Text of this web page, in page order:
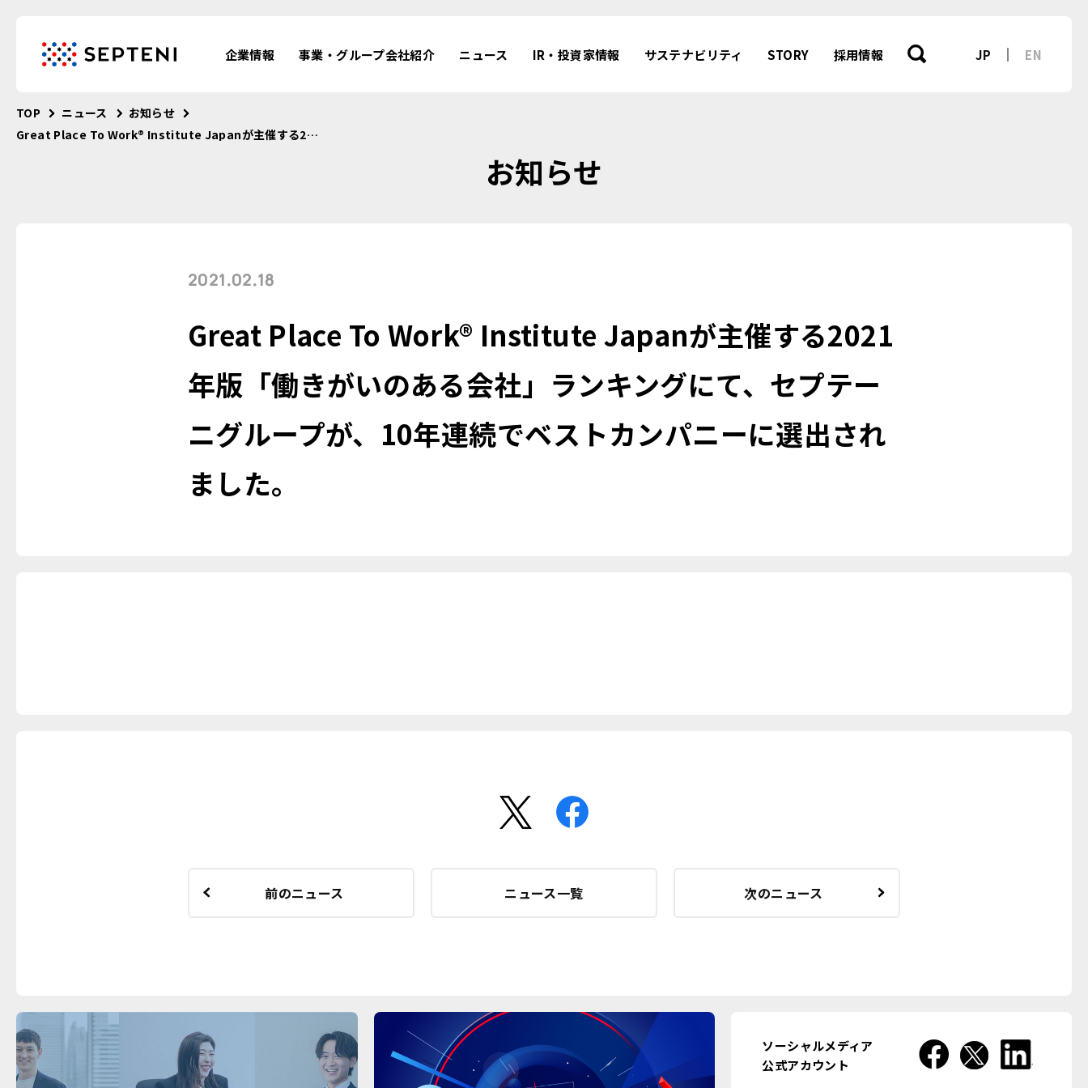
企業情報 事業・グループ会社紹介 ニュース IR・投資家情報 サステナビリティ STORY 採用情報 JP EN
TOP ニュース
お知らせ
Great Place To Work® Institute Japanが主催する2021年版「働きがいのある会社」ランキングにて、セプテーニグループが、10年連続でベストカンパニーに選出されました。
お知らせ
2021.02.18
Great Place To Work® Institute Japanが主催する2021
年版「働きがいのある会社」ランキングにて、セプテー
ニグループが、10年連続でベストカンパニーに選出され
ました。
前のニュース ニュース一覧 次のニュース
ソーシャルメディア
公式アカウント